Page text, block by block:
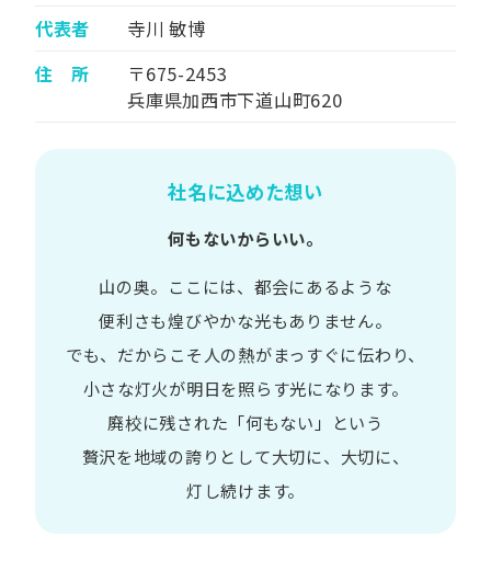
代表者
寺川 敏博
住 所
〒675-2453
兵庫県加西市下道山町620
社名に込めた想い
何もないからいい。
山の​奥。​ここには、​都会に​あるような​
便利さも煌びやかな​光も​ありません。​
でも、​だから​こそ 人の​熱が​まっすぐに​伝わり、
小さな​灯火が​明日を​照らす光に​なります。
廃校に​残された​「何も​ない」と​いう​
贅沢を地域の​誇りと​して大切に、​大切に、​
灯し続けます。​